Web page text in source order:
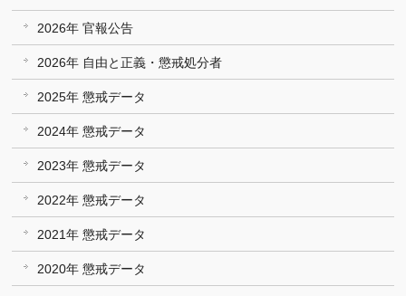
2026年 官報公告
2026年 自由と正義・懲戒処分者
2025年 懲戒データ
2024年 懲戒データ
2023年 懲戒データ
2022年 懲戒データ
2021年 懲戒データ
2020年 懲戒データ